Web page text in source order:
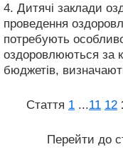
4. Дитячі заклади
проведення
потребують
оздоровлюються за
бюджетів,
Стаття 1 ...11 12
Перейти до